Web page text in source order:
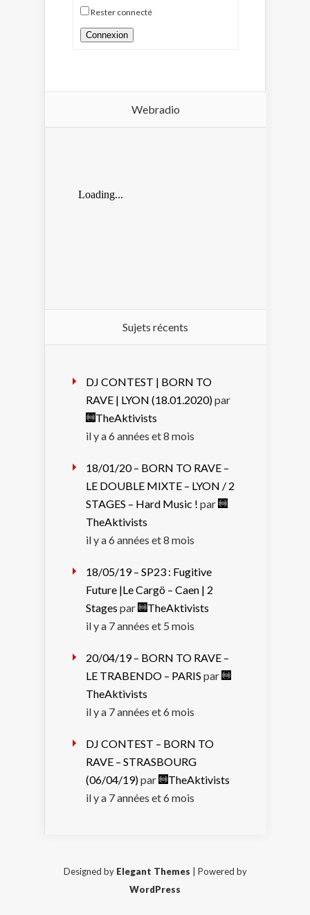
Rester connecté
Connexion
Webradio
Sujets récents
DJ CONTEST | BORN TO
RAVE | LYON (18.01.2020)par
TheAktivists
il y a 6 années et 8 mois
18/01/20 – BORN TO RAVE –
LE DOUBLE MIXTE – LYON / 2
STAGES – Hard Music ! par
TheAktivists
il y a 6 années et 8 mois
18/05/19 – SP23 : Fugitive
Future |Le Cargö – Caen | 2
Stages par
TheAktivists
il y a 7 années et 5 mois
20/04/19 – BORN TO RAVE –
LE TRABENDO – PARIS par
TheAktivists
il y a 7 années et 6 mois
DJ CONTEST – BORN TO
RAVE – STRASBOURG
(06/04/19)par
TheAktivists
il y a 7 années et 6 mois
Designed by Elegant Themes | Powered by
WordPress